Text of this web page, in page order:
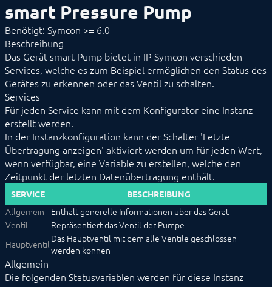
ALLNET
BACnet
Catan
digitalSTROM
DMX / ArtNet
EgiGeoZone
ekey
ekey bionyx
EnOcean
FHZ1X00PC
FS10 Wetter
GARDENA smart system
smart Irrigation Control
smart Power Socket
smart Pressure Pump
smart Sensor
smart SILENO Mower
smart Water Control
Geofency
Heating Control
Home Connect
HomeMatic
Image Grabber
smart Pressure Pump
Benötigt: Symcon >= 6.0
Beschreibung
Das Gerät smart Pump bietet in IP-Symcon verschieden
Services, welche es zum Beispiel ermöglichen den Status des
Gerätes zu erkennen oder das Ventil zu schalten.
Services
Für jeden Service kann mit dem Konfigurator eine Instanz
erstellt werden.
In der Instanzkonfiguration kann der Schalter 'Letzte
Übertragung anzeigen' aktiviert werden um für jeden Wert,
wenn verfügbar, eine Variable zu erstellen, welche den
Zeitpunkt der letzten Datenübertragung enthält.
SERVICE BESCHREIBUNG
Allgemein
Enthält generelle Informationen über das Gerät
Ventil
Repräsentiert das Ventil der Pumpe
Hauptventil Das Hauptventil mit dem alle Ventile geschlossen
werden können
Allgemein
Die folgenden Statusvariablen werden für diese Instanz